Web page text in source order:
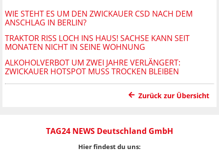
WIE STEHT ES UM DEN ZWICKAUER CSD NACH DEM
ANSCHLAG IN BERLIN?
TRAKTOR RISS LOCH INS HAUS! SACHSE KANN SEIT
MONATEN NICHT IN SEINE WOHNUNG
ALKOHOLVERBOT UM ZWEI JAHRE VERLÄNGERT:
ZWICKAUER HOTSPOT MUSS TROCKEN BLEIBEN
Zurück zur Übersicht
TAG24 NEWS Deutschland GmbH
Hier findest du uns: